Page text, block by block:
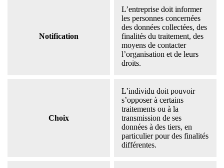
Notification
L’entreprise doit informer
les personnes concernées
des données collectées, des
finalités du traitement, des
moyens de contacter
l’organisation et de leurs
droits.
Choix
L’individu doit pouvoir
s’opposer à certains
traitements ou à la
transmission de ses
données à des tiers, en
particulier pour des finalités
différentes.